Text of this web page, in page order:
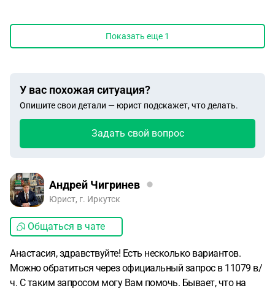
Показать еще 1
У вас похожая ситуация?
Опишите свои детали — юрист подскажет, что делать.
Задать свой вопрос
Андрей Чигринев
Юрист, г. Иркутск
Общаться в чате
Анастасия, здравствуйте! Есть несколько вариантов.
Можно обратиться через официальный запрос в 11079 в/
ч. С таким запросом могу Вам помочь. Бывает, что на